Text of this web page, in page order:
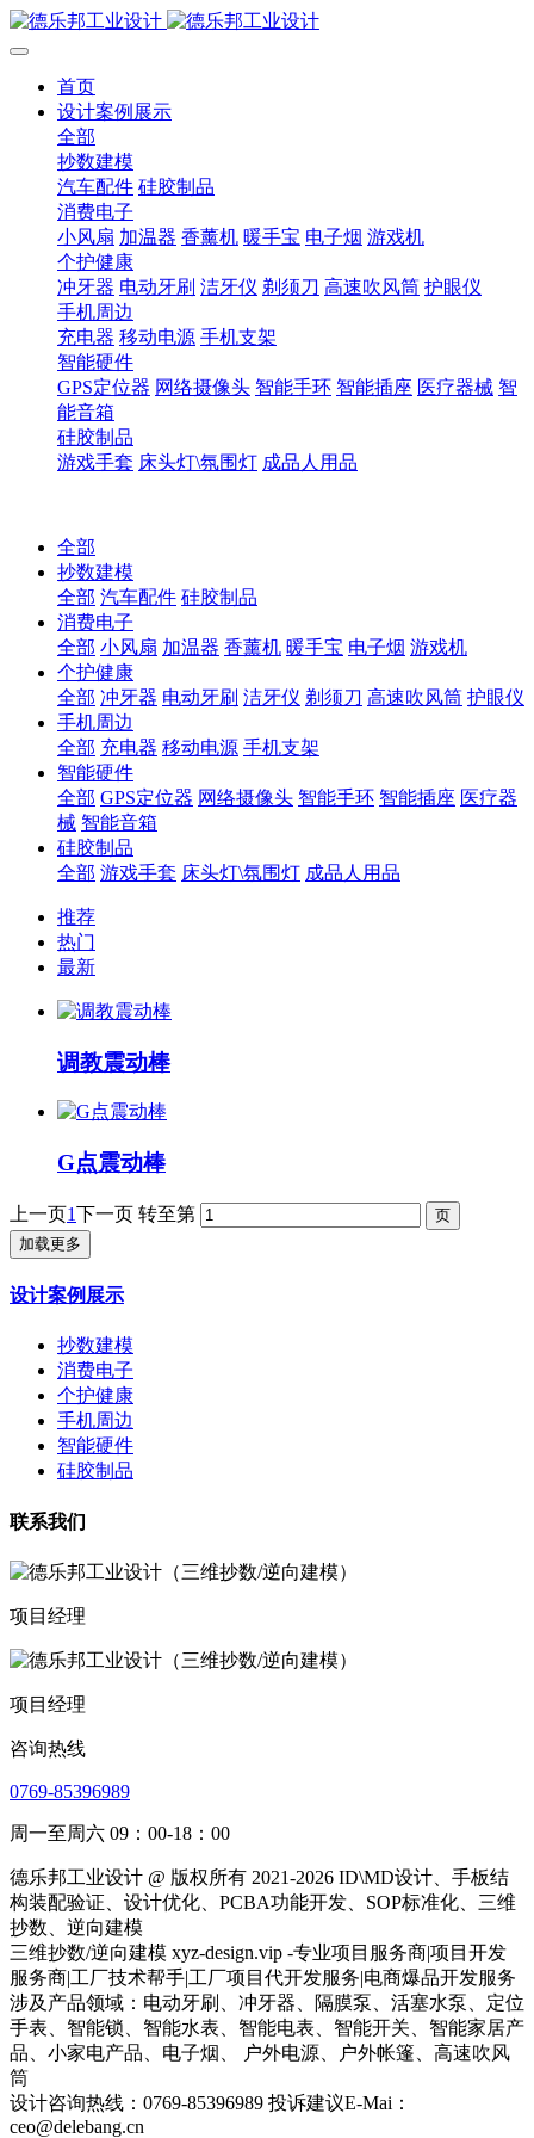
首页
设计案例展示
全部
抄数建模
汽车配件 硅胶制品
消费电子
小风扇 加温器 香薰机 暖手宝 电子烟 游戏机
个护健康
冲牙器 电动牙刷 洁牙仪 剃须刀 高速吹风筒 护眼仪
手机周边
充电器 移动电源 手机支架
智能硬件
GPS定位器 网络摄像头 智能手环 智能插座 医疗器械 智
能音箱
硅胶制品
游戏手套 床头灯\氛围灯 成品人用品
全部
抄数建模
全部 汽车配件 硅胶制品
消费电子
全部 小风扇 加温器 香薰机 暖手宝 电子烟 游戏机
个护健康
全部 冲牙器 电动牙刷 洁牙仪 剃须刀 高速吹风筒 护眼仪
手机周边
全部 充电器 移动电源 手机支架
智能硬件
全部 GPS定位器 网络摄像头 智能手环 智能插座 医疗器
械 智能音箱
硅胶制品
全部 游戏手套 床头灯\氛围灯 成品人用品
推荐
热门
最新
调教震动棒
G点震动棒
上一页1下一页 转至第
加载更多
设计案例展示
抄数建模
消费电子
个护健康
手机周边
智能硬件
硅胶制品
联系我们
项目经理
项目经理
咨询热线
0769-85396989
周一至周六 09：00-18：00
德乐邦工业设计 @ 版权所有 2021-2026 ID\MD设计、手板结
构装配验证、设计优化、PCBA功能开发、SOP标准化、三维
抄数、逆向建模
三维抄数/逆向建模 xyz-design.vip -专业项目服务商|项目开发
服务商|工厂技术帮手|工厂项目代开发服务|电商爆品开发服务
涉及产品领域：电动牙刷、冲牙器、隔膜泵、活塞水泵、定位
手表、智能锁、智能水表、智能电表、智能开关、智能家居产
品、小家电产品、电子烟、 户外电源、户外帐篷、高速吹风
筒
设计咨询热线：0769-85396989 投诉建议E-Mai：
ceo@delebang.cn